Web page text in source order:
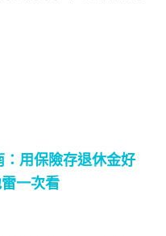
用保險存退休金好
一次看